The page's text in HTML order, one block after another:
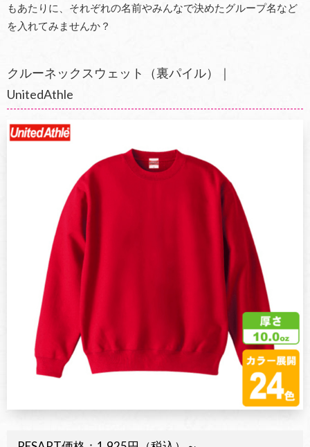
もあたりに、それぞれの名前やみんなで決めたグループ名など
を入れてみませんか？
クルーネックスウェット（裏パイル）｜
UnitedAthle